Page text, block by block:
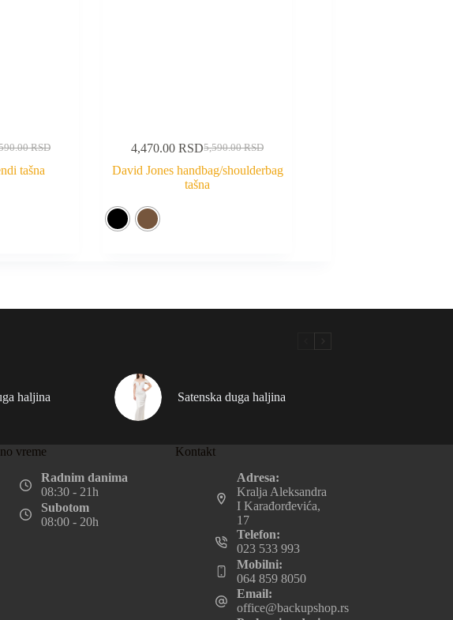
RSD
tašna
5,590.00RSD
4,470.00 RSD
David Jones handbag/shoulderbag
tašna
haljina Satenska duga haljina
vreme
Radnim danima
08:30 - 21h
Subotom
08:00 - 20h
Kontakt
Adresa:
Kralja Aleksandra
I Karađorđevića,
17
Telefon:
023 533 993
Mobilni:
064 859 8050
Email:
office@backupshop.rs